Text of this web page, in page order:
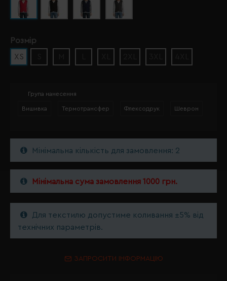
Розмір
XS
Група нанесення
Вишивка Термотрансфер Флексодрук Шеврон
Мінімальна кількість для замовлення: 2
Мінімальна сума замовлення 1000 грн.
Для текстилю допустиме коливання ±5% від
технічних параметрів.
ЗАПРОСИТИ ІНФОРМАЦІЮ